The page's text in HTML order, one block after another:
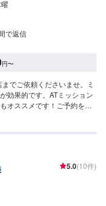
で返信
円〜
でご依頼くださいませ。ミ
効果的です。ATミッション
オススメです！ご予約をお
5.0(10件)